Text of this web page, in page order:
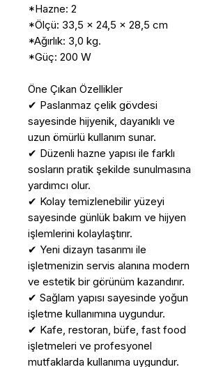
*Hazne: 2
*Ölçü: 33,5 x 24,5 x 28,5 cm
*Ağırlık: 3,0 kg.
*Güç: 200 W
Öne Çıkan Özellikler
✔ Paslanmaz çelik gövdesi
sayesinde hijyenik, dayanıklı ve
uzun ömürlü kullanım sunar.
✔ Düzenli hazne yapısı ile farklı
sosların pratik şekilde sunulmasına
yardımcı olur.
✔ Kolay temizlenebilir yüzeyi
sayesinde günlük bakım ve hijyen
işlemlerini kolaylaştırır.
✔ Yeni dizayn tasarımı ile
işletmenizin servis alanına modern
ve estetik bir görünüm kazandırır.
✔ Sağlam yapısı sayesinde yoğun
işletme kullanımına uygundur.
✔ Kafe, restoran, büfe, fast food
işletmeleri ve profesyonel
mutfaklarda kullanıma uygundur.